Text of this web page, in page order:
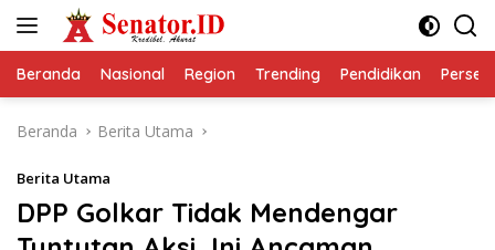
Beranda Nasional Region Trending Pendidikan
Beranda Berita Utama
Berita Utama
DPP Golkar Tidak Mendengar